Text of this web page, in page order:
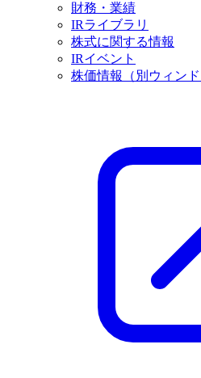
財務・業績
IRライブラリ
株式に関する情報
IRイベント
株価情報
（別ウィン